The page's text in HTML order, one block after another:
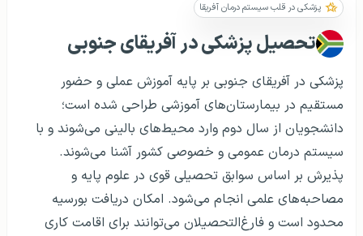
پزشکی در قلب سیستم درمان آفریقا
تحصیل پزشکی در آفریقای جنوبی
پزشکی در آفریقای جنوبی بر پایه آموزش عملی و حضور
مستقیم در بیمارستان‌های آموزشی طراحی شده است؛
دانشجویان از سال دوم وارد محیط‌های بالینی می‌شوند و با
سیستم درمان عمومی و خصوصی کشور آشنا می‌شوند.
پذیرش بر اساس سوابق تحصیلی قوی در علوم پایه و
مصاحبه‌های علمی انجام می‌شود. امکان دریافت بورسیه
محدود است و فارغ‌التحصیلان می‌توانند برای اقامت کاری